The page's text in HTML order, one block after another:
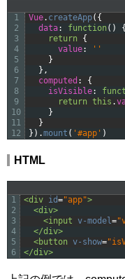
1
2
3
4
5
6
7
8
9
10
11
12
Vue. createApp( {
data: function ( )
{
return
{
value:
''
}
} ,
computed :
{
isVisible:
return this .
}
}
} ) .mount ( '#app' )
HTML
1
2
3
4
5
6
<div id="app">
<div>
<input v-model=
</div>
<button v-show=
</div>